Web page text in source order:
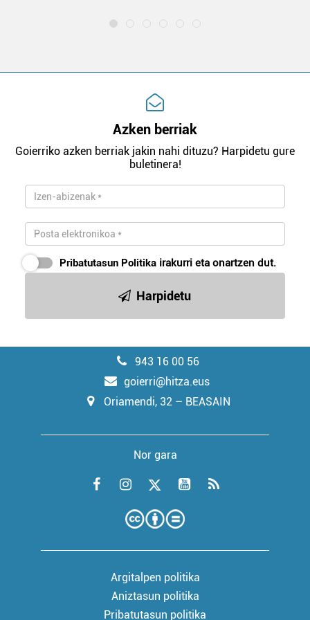
Azken berriak
Goierriko azken berriak jakin nahi dituzu? Harpidetu gure
buletinera!
Pribatutasun Politika irakurri eta onartzen dut.
Harpidetu
943 16 00 56
goierri@hitza.eus
Oriamendi, 32 – BEASAIN
Nor gara
Argitalpen politika
Aniztasun politika
Pribatutasun politika